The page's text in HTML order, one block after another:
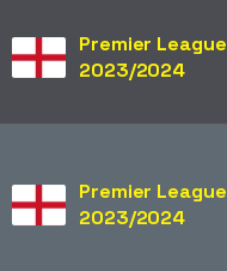
Premier League
2023/2024
Premier League
2023/2024